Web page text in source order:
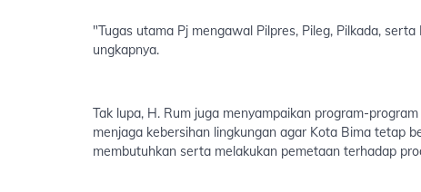
"Tugas utama Pj mengawal Pilpres, Pileg, Pilkada,
ungkapnya.
Tak lupa, H. Rum juga menyampaikan program-
menjaga kebersihan lingkungan agar Kota Bima tetap
membutuhkan serta melakukan pemetaan terhadap